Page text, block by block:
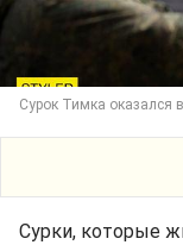
Сурок Тимка оказался
Сурки, которые